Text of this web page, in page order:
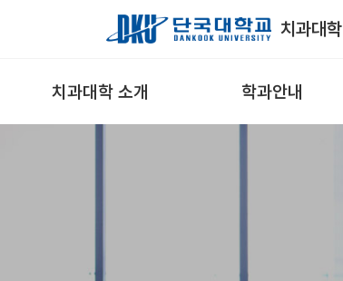
Skip to Main Content
치과대학
치과대학 소개 학과안내